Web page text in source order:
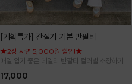
[기획특가] 간절기 기본 반팔티
★2장 사면 5,000원 할인!★
매일 입기 좋은 데일리 반팔티 컬러별 소장하기
17,000